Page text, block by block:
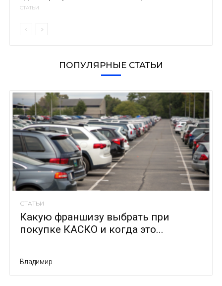
СТАТЬИ
ПОПУЛЯРНЫЕ СТАТЬИ
СТАТЬИ
Какую франшизу выбрать при
покупке КАСКО и когда это...
Владимир